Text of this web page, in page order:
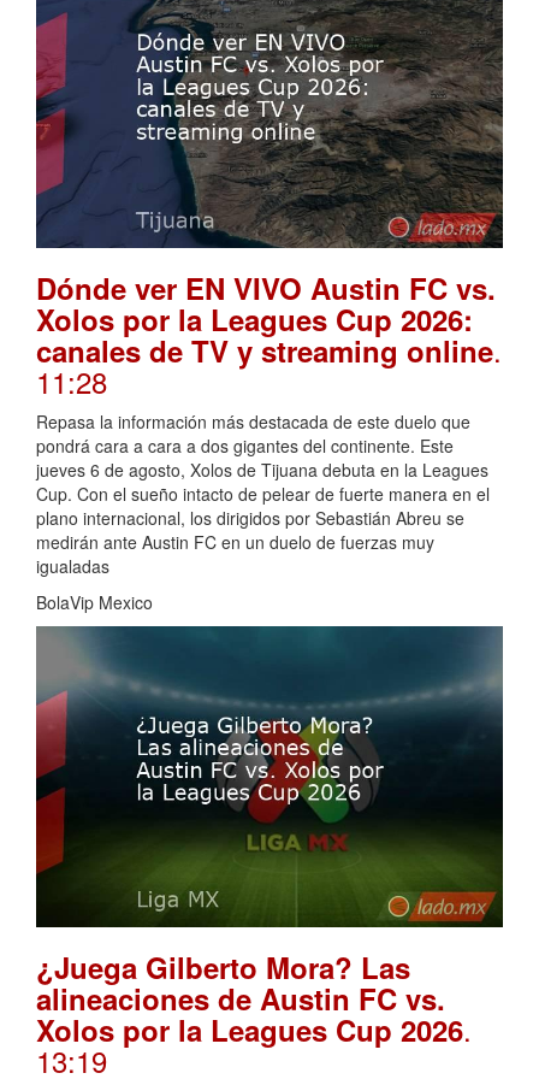
Dónde ver EN VIVO Austin FC vs.
Xolos por la Leagues Cup 2026:
canales de TV y streaming online.
11:28
Repasa la información más destacada de este duelo que
pondrá cara a cara a dos gigantes del continente. Este
jueves 6 de agosto, Xolos de Tijuana debuta en la Leagues
Cup. Con el sueño intacto de pelear de fuerte manera en el
plano internacional, los dirigidos por Sebastián Abreu se
medirán ante Austin FC en un duelo de fuerzas muy
igualadas
BolaVip Mexico
¿Juega Gilberto Mora? Las
alineaciones de Austin FC vs.
Xolos por la Leagues Cup 2026.
13:19